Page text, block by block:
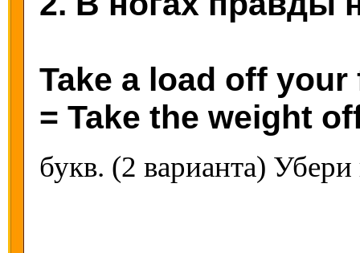
Take a load off your
= Take the weight
букв. (2 варианта) Убери